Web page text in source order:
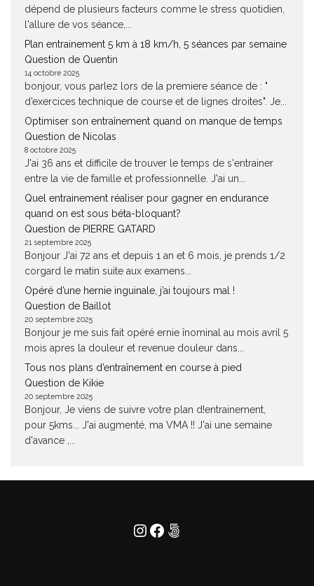
dépend de plusieurs facteurs comme le stress quotidien,
l'allure de vos séance,...
Plan entrainement 5 km à 18 km/h, 5 séances par semaine
Question de Quentin
14 octobre 2025
bonjour, vous parlez lors de la premiere séance de : "
d’exercices technique de course et de lignes droites". Je...
Optimiser son entraînement quand on manque de temps
Question de Nicolas
8 octobre 2025
J'ai 36 ans et difficile de trouver le temps de s'entrainer
entre la vie de famille et professionnelle. J'ai un...
Quel entrainement réaliser pour gagner en endurance
quand on est sous béta-bloquant?
Question de PIERRE GATARD
21 septembre 2025
Bonjour J'ai 72 ans et depuis 1 an et 6 mois, je prends 1/2
corgard le matin suite aux examens...
Opéré d’une hernie inguinale, j’ai toujours mal !
Question de Baillot
20 septembre 2025
Bonjour je me suis fait opéré ernie înominal au mois avril 5
mois apres la douleur et revenue douleur dans...
Tous nos plans d’entraînement en course à pied
Question de Kikie
20 septembre 2025
Bonjour, Je viens de suivre votre plan d!entrainement,
pour 5kms... J'ai augmenté, ma VMA !! J'ai une semaine
d'avance ,...
Instagram
Facebook
500px